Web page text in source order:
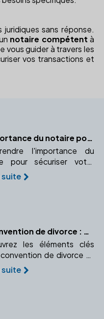
sans réponse.
notaire compétent à
vous guider à travers les
vos transactions et
L'importance du notaire pour sécuriser votre mariage
l'importance du
pour sécuriser votre
et protéger vos
juridiques et financiers.
suite
La convention de divorce : Contenu et validation
les éléments clés
de divorce et
pour sa validation par
suite